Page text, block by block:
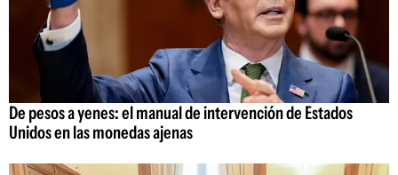
De pesos a yenes: el manual de intervención de Estados
Unidos en las monedas ajenas